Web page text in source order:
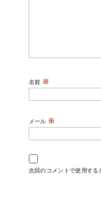
名前 ※
メール ※
次回のコメントで使用する